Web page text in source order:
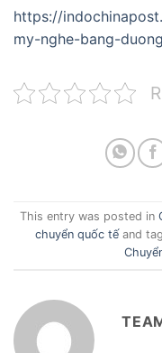
https://
my-nghe-bang-
This entry was posted in
chuyển quốc tếand